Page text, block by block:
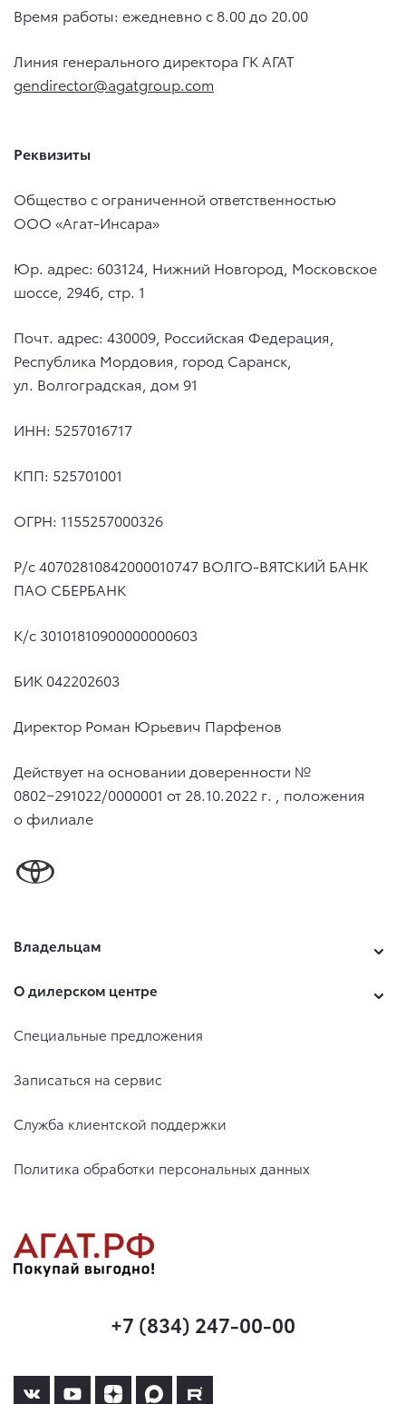
Время работы: ежедневно с 8.00 до 20.00
Линия генерального директора ГК АГАТ
gendirector@agatgroup.com
Реквизиты
Общество с ограниченной ответственностью
ООО «Агат-Инсара»
Юр. адрес: 603124, Нижний Новгород, Московское
шоссе, 294б, стр. 1
Почт. адрес: 430009, Российская Федерация,
Республика Мордовия, город Саранск,
ул. Волгоградская, дом 91
ИНН: 5257016717
КПП: 525701001
ОГРН: 1155257000326
Р/с 40702810842000010747 ВОЛГО-ВЯТСКИЙ БАНК
ПАО СБЕРБАНК
К/с 30101810900000000603
БИК 042202603
Директор Роман Юрьевич Парфенов
Действует на основании доверенности №
0802−291022/0000001 от 28.10.2022 г. , положения
о филиале
Владельцам
О дилерском центре
Специальные предложения
Записаться на сервис
Служба клиентской поддержки
Политика обработки персональных данных
+7 (834) 247-00-00